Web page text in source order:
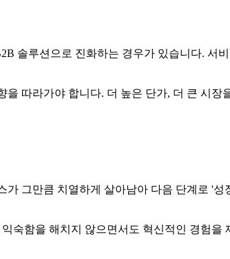
솔루션으로 진화하는 경우가 있습니다. 서
따라가야 합니다. 더 높은 단가, 더 큰 시장
그만큼 치열하게 살아남아 다음 단계로 '성
숙함을 해치지 않으면서도 혁신적인 경험을